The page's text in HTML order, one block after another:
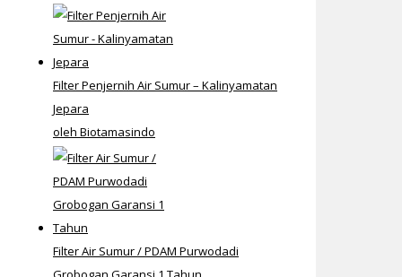
Filter Penjernih Air Sumur – Kalinyamatan
Jepara
oleh Biotamasindo
Filter Air Sumur / PDAM Purwodadi